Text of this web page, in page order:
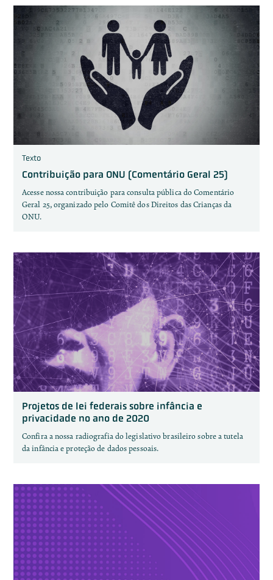
Texto
Contribuição para ONU (Comentário Geral 25)
Acesse nossa contribuição para consulta pública do Comentário
Geral 25, organizado pelo Comitê dos Direitos das Crianças da
ONU.
Projetos de lei federais sobre infância e
privacidade no ano de 2020
Confira a nossa radiografia do legislativo brasileiro sobre a tutela
da infância e proteção de dados pessoais.